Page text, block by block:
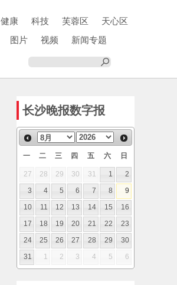
健康 科技 芙蓉区
天心区
图片 视频
新闻专题
长沙晚报数字报
一 二 三 四 五 六 日
27 28 29 30 31 1
2
3
4 5 6 7 8
9
10
11 12 13 14 15
16
17
18 19 20 21 22
23
24
25 26 27 28 29
30
31
1 2 3 4 5 6